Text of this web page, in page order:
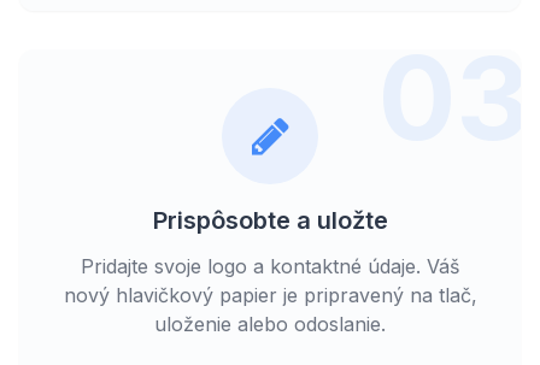
Prispôsobte a uložte
Pridajte svoje logo a kontaktné údaje. Váš
nový hlavičkový papier je pripravený na tlač,
uloženie alebo odoslanie.